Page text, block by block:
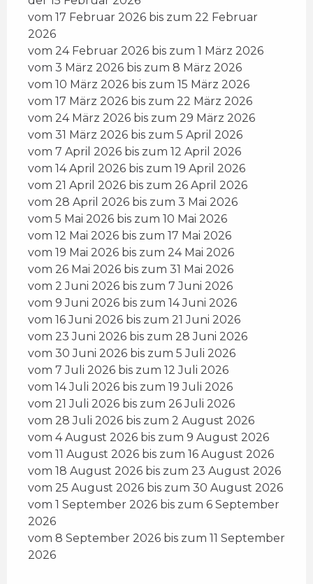
vom 17 Februar 2026 bis zum 22 Februar
2026
vom 24 Februar 2026 bis zum 1 März 2026
vom 3 März 2026 bis zum 8 März 2026
vom 10 März 2026 bis zum 15 März 2026
vom 17 März 2026 bis zum 22 März 2026
vom 24 März 2026 bis zum 29 März 2026
vom 31 März 2026 bis zum 5 April 2026
vom 7 April 2026 bis zum 12 April 2026
vom 14 April 2026 bis zum 19 April 2026
vom 21 April 2026 bis zum 26 April 2026
vom 28 April 2026 bis zum 3 Mai 2026
vom 5 Mai 2026 bis zum 10 Mai 2026
vom 12 Mai 2026 bis zum 17 Mai 2026
vom 19 Mai 2026 bis zum 24 Mai 2026
vom 26 Mai 2026 bis zum 31 Mai 2026
vom 2 Juni 2026 bis zum 7 Juni 2026
vom 9 Juni 2026 bis zum 14 Juni 2026
vom 16 Juni 2026 bis zum 21 Juni 2026
vom 23 Juni 2026 bis zum 28 Juni 2026
vom 30 Juni 2026 bis zum 5 Juli 2026
vom 7 Juli 2026 bis zum 12 Juli 2026
vom 14 Juli 2026 bis zum 19 Juli 2026
vom 21 Juli 2026 bis zum 26 Juli 2026
vom 28 Juli 2026 bis zum 2 August 2026
vom 4 August 2026 bis zum 9 August 2026
vom 11 August 2026 bis zum 16 August 2026
vom 18 August 2026 bis zum 23 August 2026
vom 25 August 2026 bis zum 30 August 2026
vom 1 September 2026 bis zum 6 September
2026
vom 8 September 2026 bis zum 11 September
2026